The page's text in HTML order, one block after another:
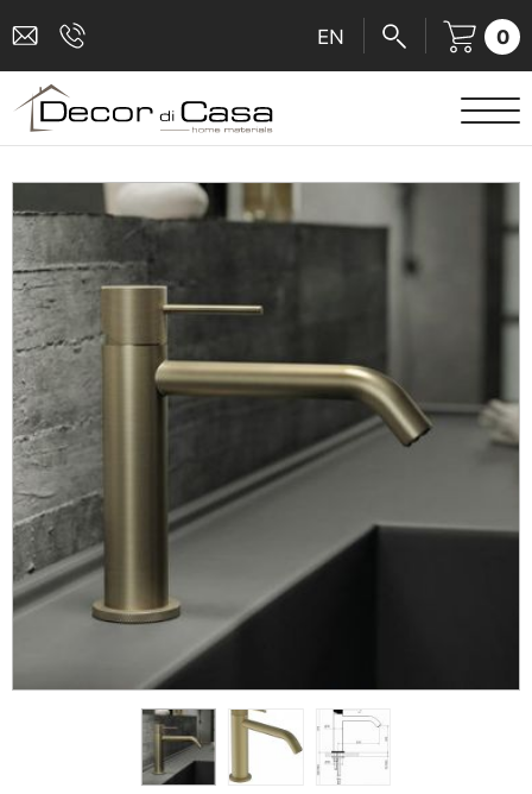
EN 0
ΕΙΔΗ ΥΓΙΕΙΝΗΣ
ΜΠΑΤΑΡΙΕΣ
ΠΛΑΚΑΚΙΑ
ΚΑΜΠΙΝΕΣ
ΑΞΕΣΟΥΑΡ ΜΠΑΝΙΟΥ
ΚΟΥΖΙΝΑ
ΑΜΕΑ
ΕΠΙΠΛΑ ΜΠΑΝΙΟΥ
ΠΟΡΤΕΣ
ΤΖΑΚΙ